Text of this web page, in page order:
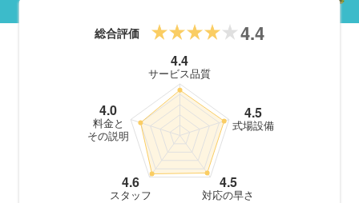
総合評価 4.4
4.4
サービス品質
4.5
式場設備
4.5
対応の早さ
4.6
スタッフ
4.0
料金と
その説明